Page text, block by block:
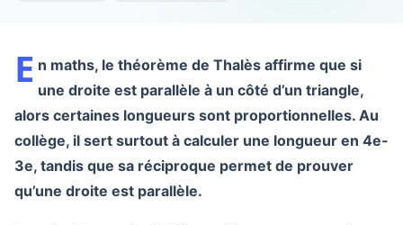
E n maths, le théorème de Thalès affirme que si
une droite est parallèle à un côté d’un triangle,
alors certaines longueurs sont proportionnelles. Au
collège, il sert surtout à calculer une longueur en 4e-
3e, tandis que sa réciproque permet de prouver
qu’une droite est parallèle.